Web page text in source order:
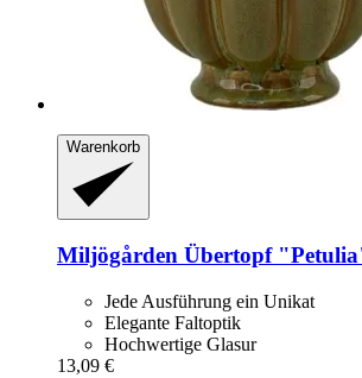
Warenkorb
Miljögården Übertopf
Jede Ausführung ein Unikat
Elegante Faltoptik
Hochwertige Glasur
13,09 €